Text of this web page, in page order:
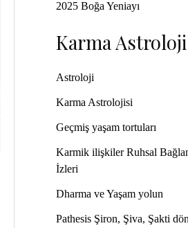
2025 Boğa Yeniayı
Karma Astroloji
Astroloji
Karma Astrolojisi
Geçmiş yaşam tortuları
Karmik ilişkiler Ruhsal
İzleri
Dharma ve Yaşam yolun
Pathesis Şiron, Şiva, Şakti